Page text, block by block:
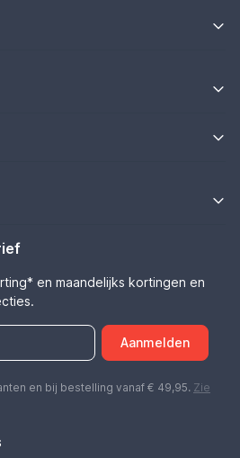
en maandelijks kortingen en
Aanmelden
en bij bestelling vanaf € 49,95. Zie